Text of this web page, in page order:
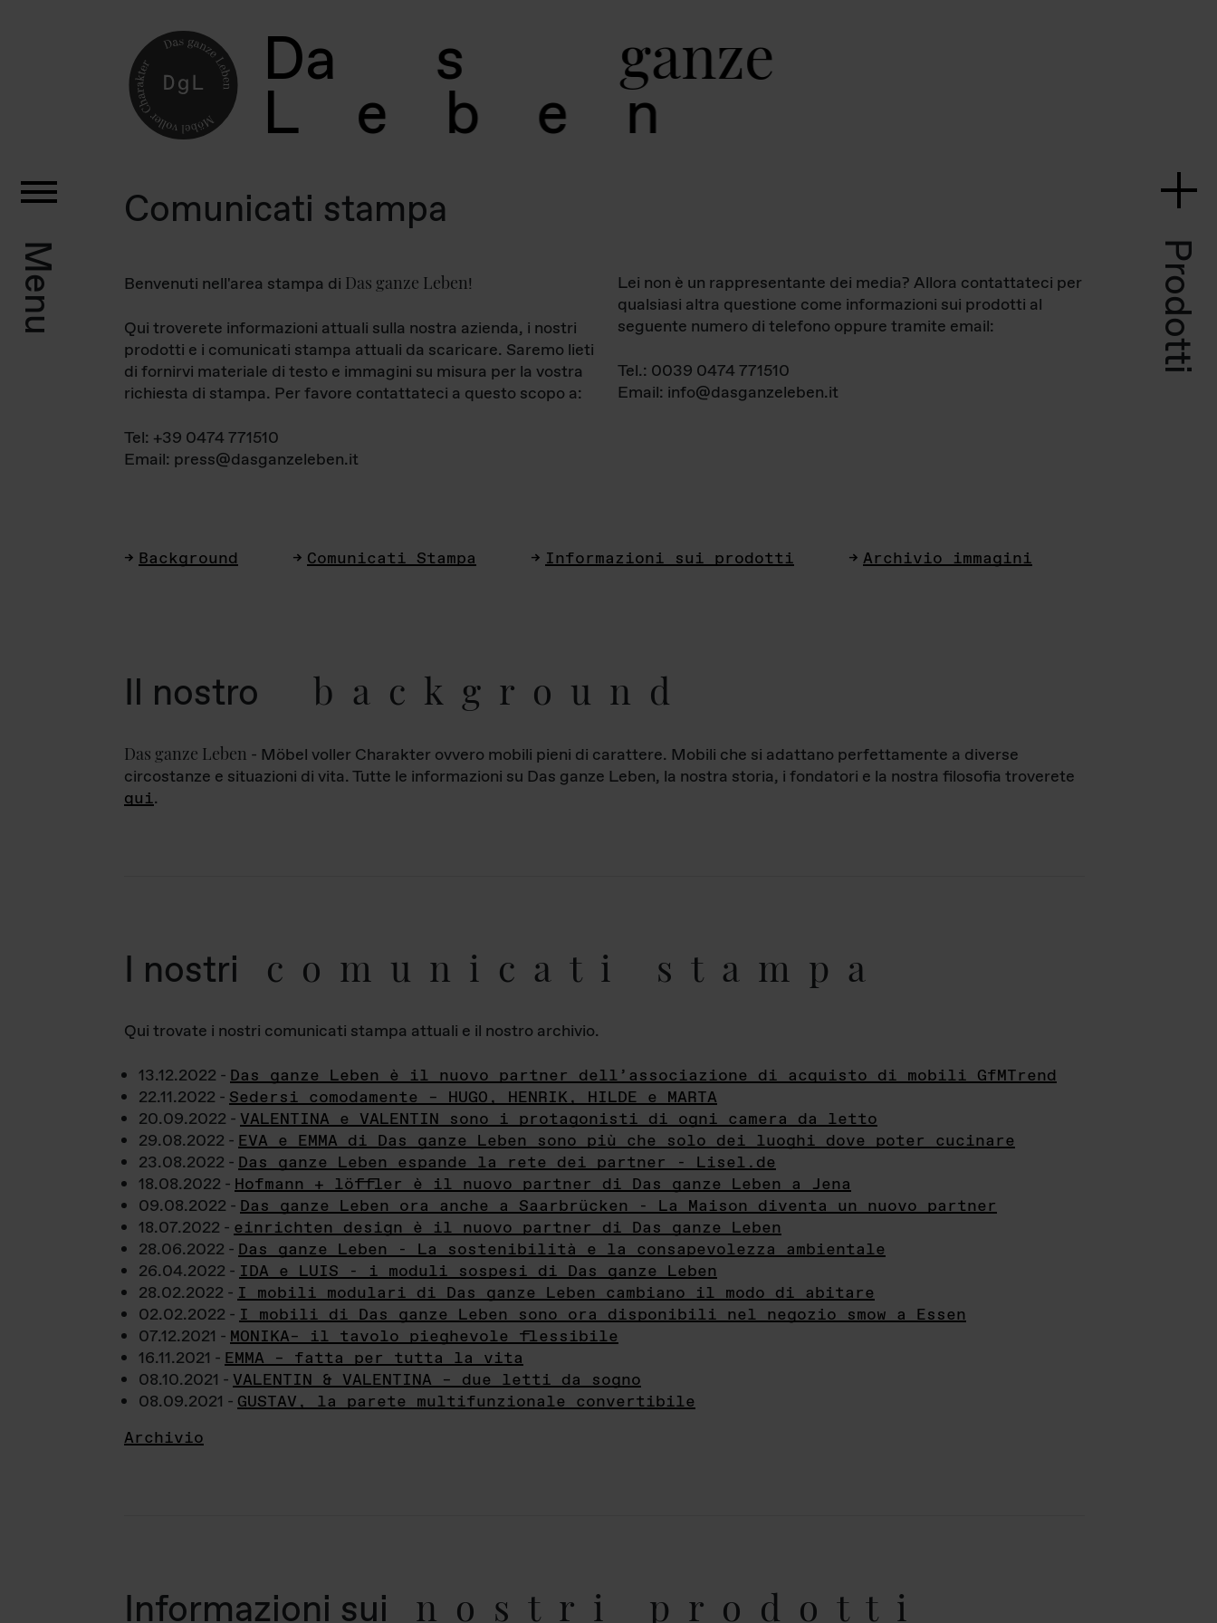
Da s ganze
L e b e n
Menu Prodotti
Comunicati stampa
Benvenuti nell'area stampa di Das ganze Leben!
Qui troverete informazioni attuali sulla nostra azienda, i nostri
prodotti e i comunicati stampa attuali da scaricare. Saremo lieti
di fornirvi materiale di testo e immagini su misura per la vostra
richiesta di stampa. Per favore contattateci a questo scopo a:
Tel: +39 0474 771510
Email: press@dasganzeleben.it
Lei non è un rappresentante dei media? Allora contattateci per
qualsiasi altra questione come informazioni sui prodotti al
seguente numero di telefono oppure tramite email:
Tel.: 0039 0474 771510
Email: info@dasganzeleben.it
Background Comunicati Stampa Informazioni sui prodotti Archivio immagini
Il nostro background
Das ganze Leben - Möbel voller Charakter ovvero mobili pieni di carattere. Mobili che si adattano perfettamente a diverse
circostanze e situazioni di vita. Tutte le informazioni su Das ganze Leben, la nostra storia, i fondatori e la nostra filosofia troverete
qui.
I nostri comunicati stampa
Qui trovate i nostri comunicati stampa attuali e il nostro archivio.
13.12.2022 - Das ganze Leben è il nuovo partner dell’associazione di acquisto di mobili GfMTrend
22.11.2022 - Sedersi comodamente – HUGO, HENRIK, HILDE e MARTA
20.09.2022 - VALENTINA e VALENTIN sono i protagonisti di ogni camera da letto
29.08.2022 - EVA e EMMA di Das ganze Leben sono più che solo dei luoghi dove poter cucinare
23.08.2022 - Das ganze Leben espande la rete dei partner - Lisel.de
18.08.2022 - Hofmann + löffler è il nuovo partner di Das ganze Leben a Jena
09.08.2022 - Das ganze Leben ora anche a Saarbrücken - La Maison diventa un nuovo partner
18.07.2022 - einrichten design è il nuovo partner di Das ganze Leben
28.06.2022 - Das ganze Leben - La sostenibilità e la consapevolezza ambientale
26.04.2022 - IDA e LUIS - i moduli sospesi di Das ganze Leben
28.02.2022 - I mobili modulari di Das ganze Leben cambiano il modo di abitare
02.02.2022 - I mobili di Das ganze Leben sono ora disponibili nel negozio smow a Essen
07.12.2021 - MONIKA– il tavolo pieghevole flessibile
16.11.2021 - EMMA – fatta per tutta la vita
08.10.2021 - VALENTIN & VALENTINA – due letti da sogno
08.09.2021 - GUSTAV, la parete multifunzionale convertibile
Archivio
Informazioni sui nostri prodotti